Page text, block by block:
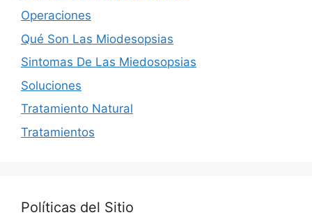
Operaciones
Qué Son Las Miodesopsias
Sintomas De Las Miedosopsias
Soluciones
Tratamiento Natural
Tratamientos
Políticas del Sitio